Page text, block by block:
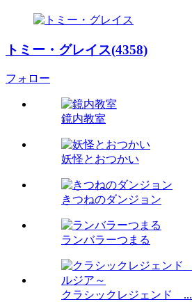
トミー・グレイス(4358)
フォロー
鏡内教室
妖怪とおつかい
きつねのダンジョン
ランバラーつまる
クラシックレジェンド ...